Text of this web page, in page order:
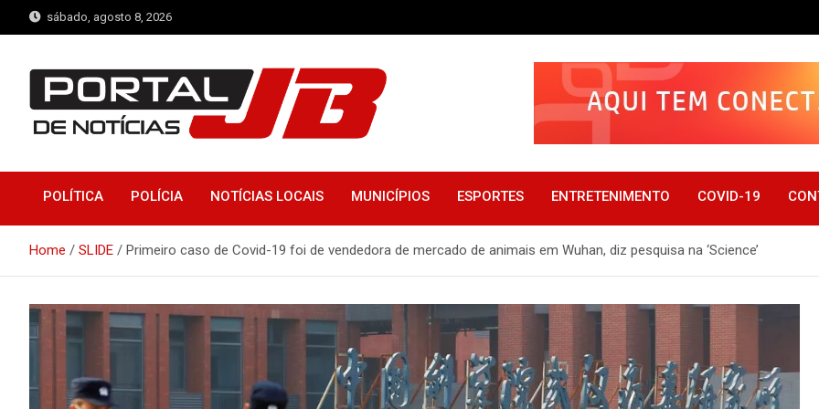
to
sábado, agosto 8, 2026
Portal de Notícias JB
POLÍTICA POLÍCIA NOTÍCIAS LOCAIS MUNICÍPIOS ESPORTES ENTRETENIMENTO COVID-19
Home SLIDE Primeiro caso de Covid-19 foi de vendedora de mercado de animais em Wuhan, diz pesquisa na ‘Science’